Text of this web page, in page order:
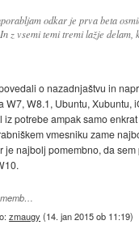
odkar je prva beta
z vsemi temi tremi lažje delam,
o nazadnjaštvu in
W7, W8.1, Ubuntu, Xubuntu,
iz potrebe ampak samo
vmesniku zame
je najbolj pomembno, da
zmaugy (14. jan 2015 ob 11:19)